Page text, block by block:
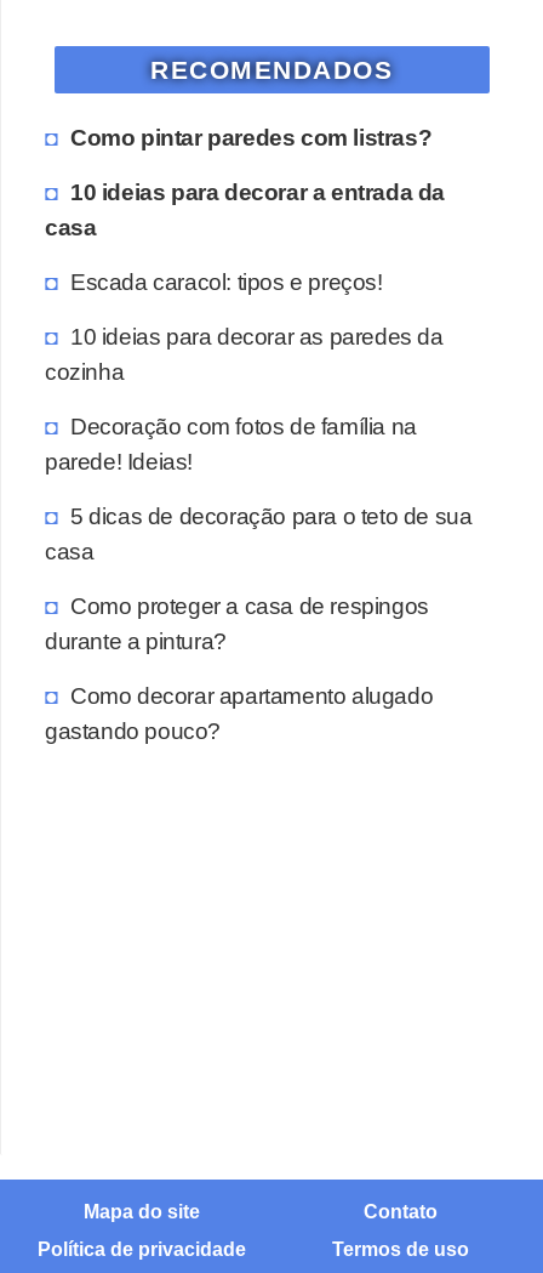
RECOMENDADOS
Como pintar paredes com listras?
10 ideias para decorar a entrada da
casa
Escada caracol: tipos e preços!
10 ideias para decorar as paredes da
cozinha
Decoração com fotos de família na
parede! Ideias!
5 dicas de decoração para o teto de sua
casa
Como proteger a casa de respingos
durante a pintura?
Como decorar apartamento alugado
gastando pouco?
Mapa do site
Contato
Política de privacidade
Termos de uso